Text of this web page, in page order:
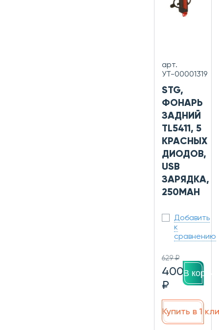
арт.
УТ-00001319
STG,
ФОНАРЬ
ЗАДНИЙ
TL5411, 5
КРАСНЫХ
ДИОДОВ,
USB
ЗАРЯДКА,
250MAH
Добавить
к
сравнению
629 ₽
400
₽
В
Купить в 1